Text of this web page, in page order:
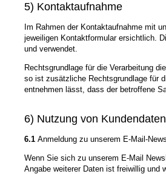
5) Kontaktaufnahme
Im Rahmen der Kontaktaufnahme mit
jeweiligen Kontaktformular ersichtlich.
und verwendet.
Rechtsgrundlage für die Verarbeitung
so ist zusätzliche Rechtsgrundlage für
entnehmen lässt, dass der betroffene
6) Nutzung von
6.1 Anmeldung zu unserem E-Mail-
Wenn Sie sich zu unserem E-Mail
Angabe weiterer Daten ist freiwillig und